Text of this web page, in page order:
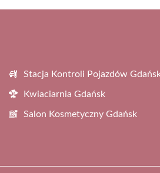
Stacja Kontroli Pojazdów
Kwiaciarnia Gdańsk
Salon Kosmetyczny Gdańsk